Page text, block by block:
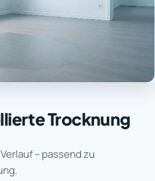
Trocknung
– passend zu